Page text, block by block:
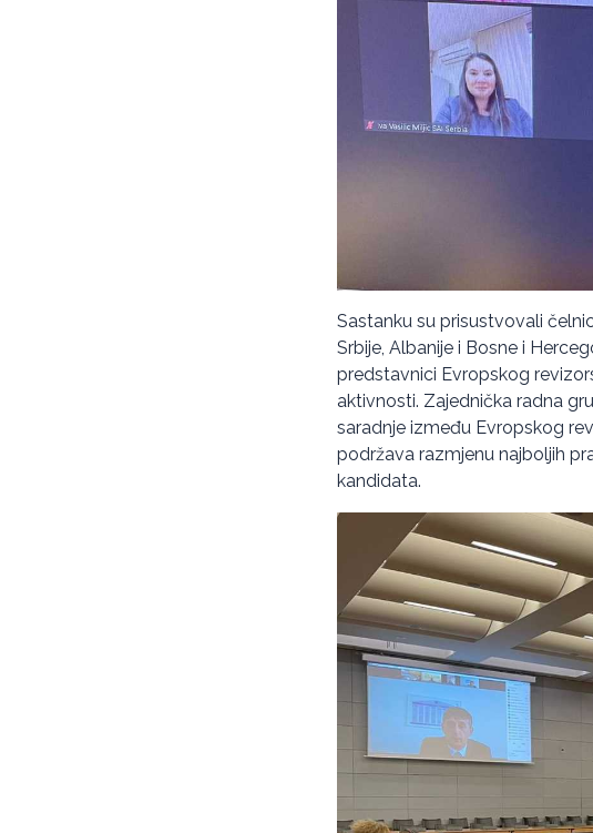
Sastanku su prisustvovali
Srbije, Albanije i Bosne i
predstavnici Evropskog
aktivnosti. Zajednička radna
saradnje između Evropskog
podržava razmjenu najboljih
kandidata.